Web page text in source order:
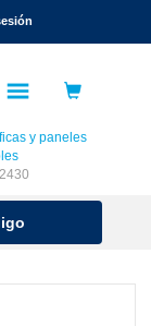
y paneles